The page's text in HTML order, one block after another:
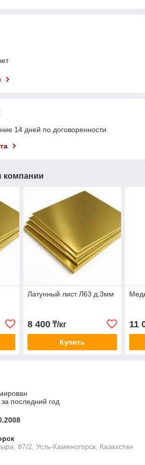
14 дней по договоренности
компании
Латунный лист Л63 д.3мм
8 400₸/кг
Купить
11
последний год
87/2, Усть-Каменогорск, Казахстан